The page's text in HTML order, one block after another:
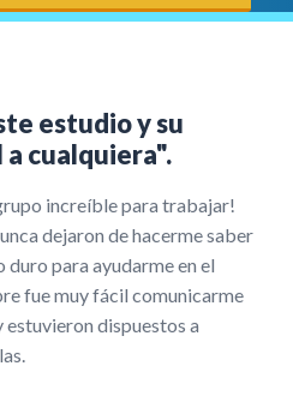
estudio y su
cualquiera".
increíble para trabajar!
dejaron de hacerme saber
para ayudarme en el
fue muy fácil comunicarme
estuvieron dispuestos a